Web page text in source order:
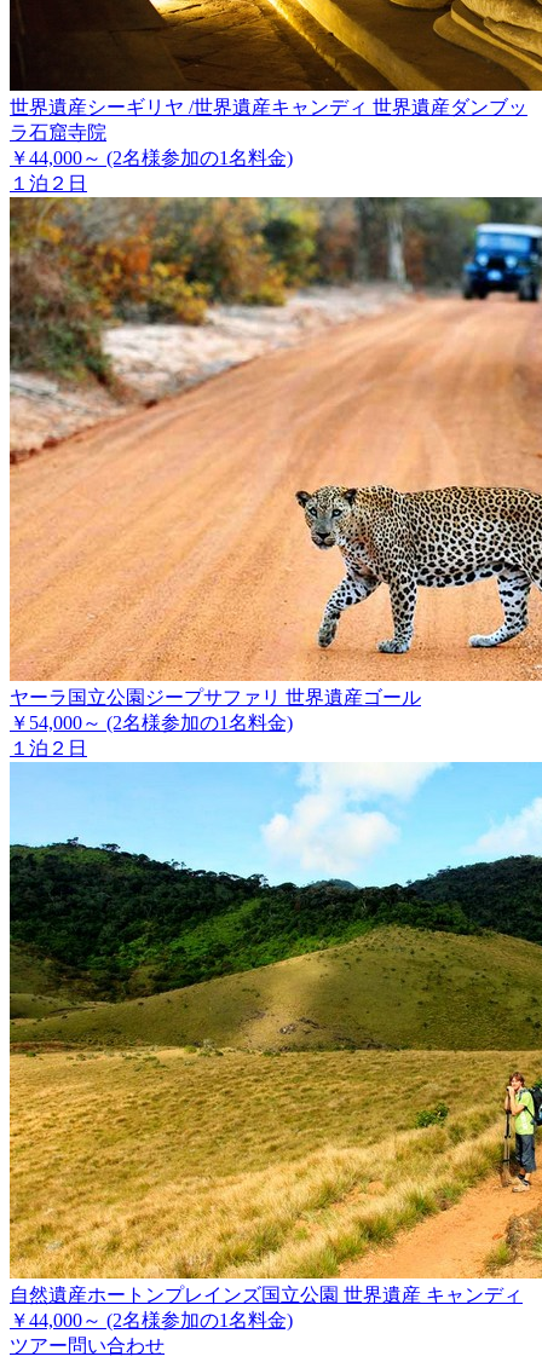
世界遺産シーギリヤ /世界遺産キャンディ 世界遺産ダンブッ
ラ石窟寺院
￥44,000～ (2名様参加の1名料金)
１泊２日
ヤーラ国立公園ジープサファリ 世界遺産ゴール
￥54,000～ (2名様参加の1名料金)
１泊２日
自然遺産ホートンプレインズ国立公園 世界遺産 キャンディ
￥44,000～ (2名様参加の1名料金)
ツアー問い合わせ